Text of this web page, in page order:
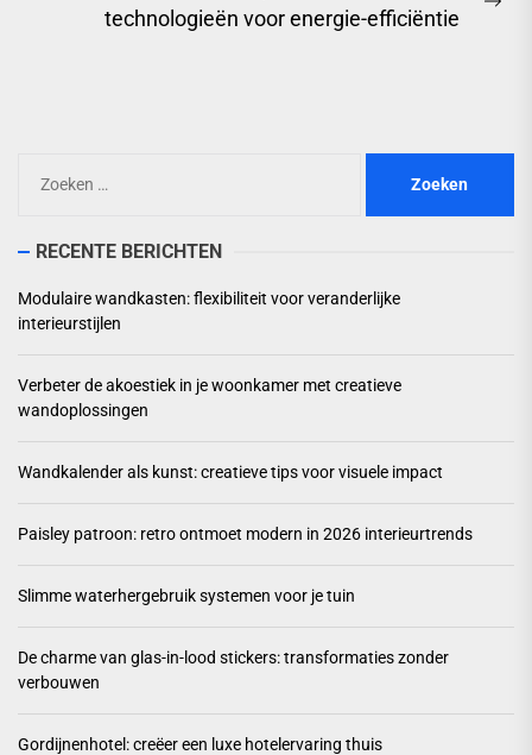
technologieën voor energie-efficiëntie
naar:
RECENTE BERICHTEN
Modulaire wandkasten: flexibiliteit voor veranderlijke
interieurstijlen
Verbeter de akoestiek in je woonkamer met creatieve
wandoplossingen
Wandkalender als kunst: creatieve tips voor visuele impact
Paisley patroon: retro ontmoet modern in 2026 interieurtrends
Slimme waterhergebruik systemen voor je tuin
De charme van glas-in-lood stickers: transformaties zonder
verbouwen
Gordijnenhotel: creëer een luxe hotelervaring thuis